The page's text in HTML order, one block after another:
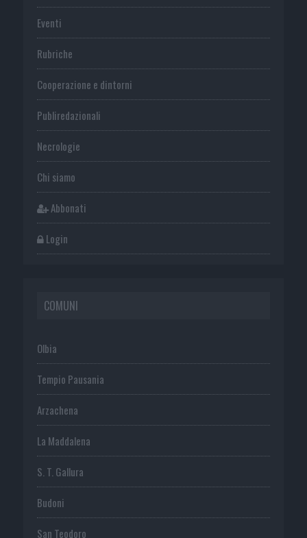
Eventi
Rubriche
Cooperazione e dintorni
Publiredazionali
Necrologie
Chi siamo
Abbonati
Login
COMUNI
Olbia
Tempio Pausania
Arzachena
La Maddalena
S. T. Gallura
Budoni
San Teodoro